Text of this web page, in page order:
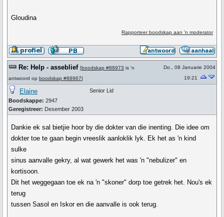
Gloudina
Rapporteer boodskap aan 'n moderator
Re: Help - asseblief [boodskap #88973 is 'n
antwoord op boodskap #88967]
Do., 08 Januarie 2004
19:21
Elaine
Boodskappe: 2947
Geregistreer: Desember 2003
Senior Lid
Dankie ek sal bietjie hoor by die dokter van die inenting. Die idee om
dokter toe te gaan begin vreeslik aanloklik lyk. Ek het as 'n kind
sulke
sinus aanvalle gekry, al wat gewerk het was 'n "nebulizer" en
kortisoon.
Dit het weggegaan toe ek na 'n "skoner" dorp toe getrek het. Nou's ek
terug
tussen Sasol en Iskor en die aanvalle is ook terug.